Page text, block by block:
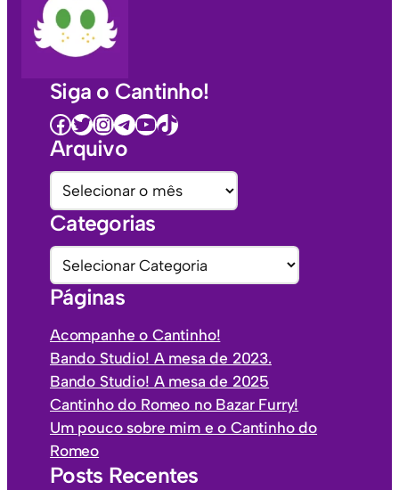
Siga o Cantinho!
Facebook Twitter InstagramTelegramYoutube TikTok
Arquivo
A
r
q
u
v
s
Categorias
C
a
t
e
g
o
i
a
s
Páginas
Acompanhe o Cantinho!
Bando Studio! A mesa de 2023.
Bando Studio! A mesa de 2025
Cantinho do Romeo no Bazar Furry!
Um pouco sobre mim e o Cantinho do
Romeo
Posts Recentes